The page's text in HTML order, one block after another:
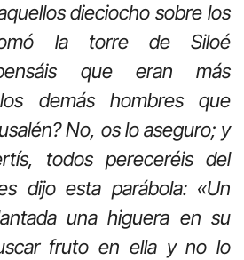
dieciocho sobre los
la torre de Siloé
que eran más
demás hombres que
No, os lo aseguro; y
todos pereceréis del
dijo esta parábola: «Un
una higuera en su
fruto en ella y no lo